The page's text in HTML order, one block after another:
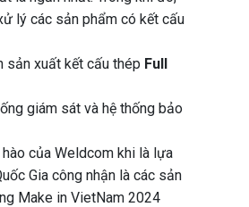
lý các sản phẩm có kết cấu
sản xuất kết cấu thép Full
giám sát và hệ thống bảo
của Weldcom khi là lựa
Gia công nhận là các sản
Make in VietNam 2024